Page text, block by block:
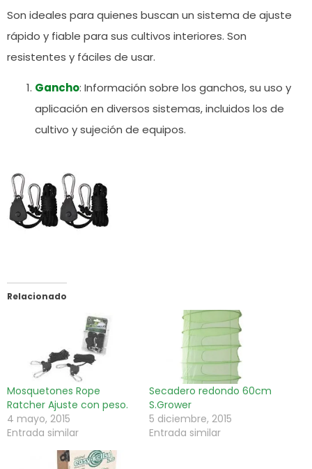
Son ideales para quienes buscan un sistema de ajuste
rápido y fiable para sus cultivos interiores. Son
resistentes y fáciles de usar.
Gancho: Información sobre los ganchos, su uso y
aplicación en diversos sistemas, incluidos los de
cultivo y sujeción de equipos.
Relacionado
Mosquetones Rope
Ratcher Ajuste con peso.
4 mayo, 2015
Entrada similar
Secadero redondo 60cm
S.Grower
5 diciembre, 2015
Entrada similar